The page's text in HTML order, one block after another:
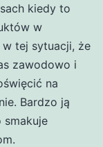
kiedy to
w
w tej sytuacji, że
zawodowo i
na
Bardzo ją